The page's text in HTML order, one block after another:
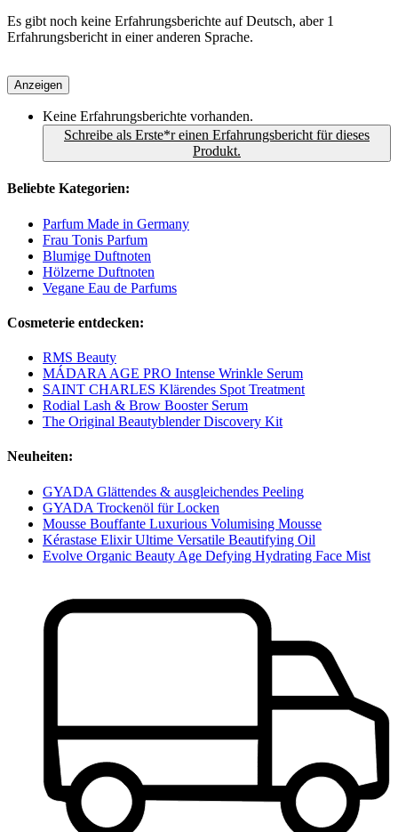
Es gibt noch keine Erfahrungsberichte auf Deutsch, aber 1
Erfahrungsbericht in einer anderen Sprache.
Anzeigen
Keine Erfahrungsberichte vorhanden.
Schreibe als Erste*r einen Erfahrungsbericht für dieses
Produkt.
Beliebte Kategorien:
Parfum Made in Germany
Frau Tonis Parfum
Blumige Duftnoten
Hölzerne Duftnoten
Vegane Eau de Parfums
Cosmeterie entdecken:
RMS Beauty
MÁDARA AGE PRO Intense Wrinkle Serum
SAINT CHARLES Klärendes Spot Treatment
Rodial Lash & Brow Booster Serum
The Original Beautyblender Discovery Kit
Neuheiten:
GYADA Glättendes & ausgleichendes Peeling
GYADA Trockenöl für Locken
Mousse Bouffante Luxurious Volumising Mousse
Kérastase Elixir Ultime Versatile Beautifying Oil
Evolve Organic Beauty Age Defying Hydrating Face Mist